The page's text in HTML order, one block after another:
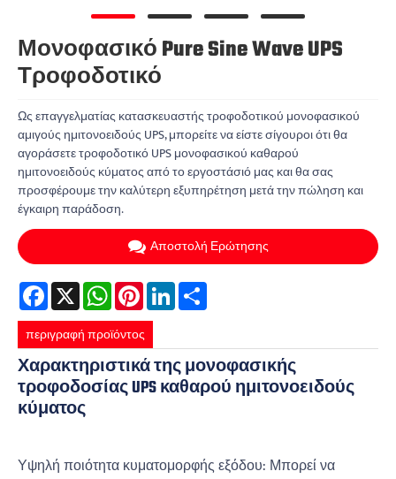
Μονοφασικό Pure Sine Wave UPS
Τροφοδοτικό
Ως επαγγελματίας κατασκευαστής τροφοδοτικού μονοφασικού
αμιγούς ημιτονοειδούς UPS, μπορείτε να είστε σίγουροι ότι θα
αγοράσετε τροφοδοτικό UPS μονοφασικού καθαρού
ημιτονοειδούς κύματος από το εργοστάσιό μας και θα σας
προσφέρουμε την καλύτερη εξυπηρέτηση μετά την πώληση και
έγκαιρη παράδοση.
Αποστολή Ερώτησης
Facebook
X WhatsAppPinterestLinkedIn
περιγραφή προϊόντος
Χαρακτηριστικά της μονοφασικής
τροφοδοσίας UPS καθαρού ημιτονοειδούς
κύματος
Υψηλή ποιότητα κυματομορφής εξόδου: Μπορεί να